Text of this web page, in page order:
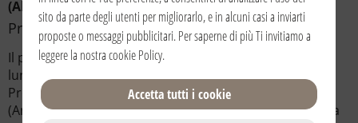
(Alessandria)
Presepe vivente
Il percorso parte da piazza Santo Stefano, si snoda
lungo una delle vie principali e giunge fino al Duomo.
Prevede la realizzazione di cinque quadri
(Annunciazione, Visita ad Elisabetta, Erode, I pastori, La
sito da parte degli utenti per migliorarlo, e in alcuni casi a inviarti
proposte o messaggi pubblicitari. Per saperne di più Ti invitiamo a
leggere la nostracookie Policy.
Accetta tutti i cookie